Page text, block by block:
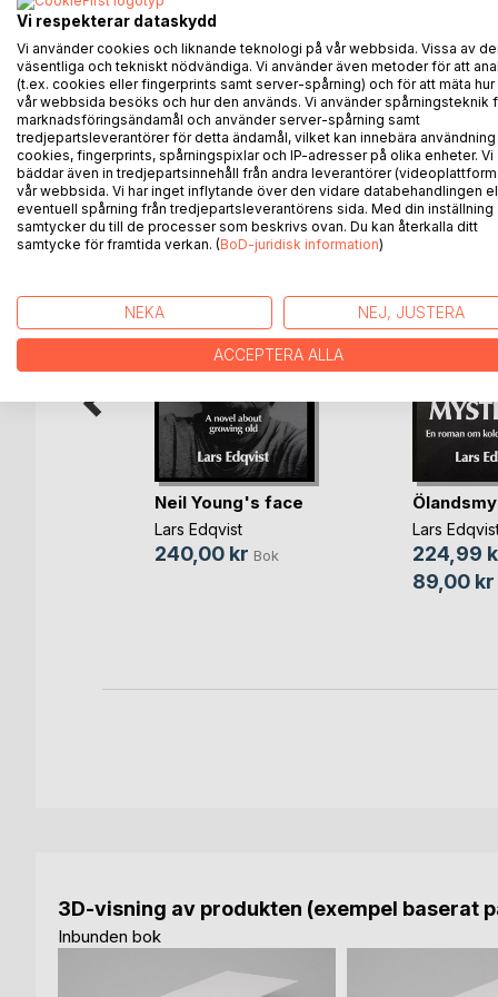
Ölrepubliken och upptäcker att de gillar att gräla
där för att gräla under namnet Grälrepubliken.
Det visar sig att fler vill vara med och gräla, men
med att bevilja visum till republiken.
ANDRA TITLAR HOS
Neil Young's face
Lars Edqvist
240,00 kr Bok
Lars
224,99
89,00 kr
3D-visning av produkten (exempel baserat
Inbunden bok
Vi respekterar dataskydd
Vi använder cookies och liknande teknologi på vår webbsida. Vissa av
väsentliga och tekniskt nödvändiga. Vi använder även metoder för att
(t.ex. cookies eller fingerprints samt server-spårning) och för att mäta hur
vår webbsida besöks och hur den används. Vi använder spårningsteknik
marknadsföringsändamål och använder server-spårning samt
tredjepartsleverantörer för detta ändamål, vilket kan innebära användning
cookies, fingerprints, spårningspixlar och IP-adresser på olika enheter. Vi
bäddar även in tredjepartsinnehåll från andra leverantörer
vår webbsida. Vi har inget inflytande över den vidare databehandlingen
eventuell spårning från tredjepartsleverantörens sida. Med din inställning
samtycker du till de processer som beskrivs ovan. Du kan återkalla ditt
samtycke för framtida verkan. (BoD-juridisk information)
NEKA NEJ, JUSTERA
ACCEPTERA ALLA